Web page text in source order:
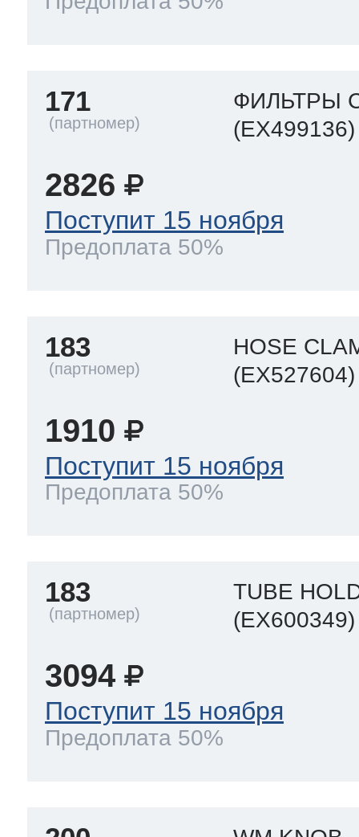
171
ФИЛЬТРЫ
(EX499136)
2826
Поступит 15 ноября
Предоплата 50%
183
HOSE
(EX527604)
1910
Поступит 15 ноября
Предоплата 50%
183
TUBE
(EX600349)
3094
Поступит 15 ноября
Предоплата 50%